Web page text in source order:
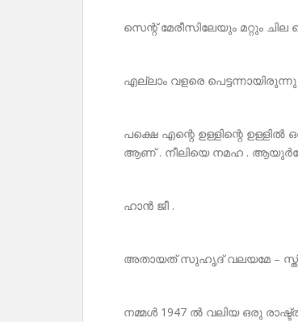
സെന്റ് മേരീസിലേയും മറ്റും
എല്ലാം വളരെ പെട്ടന്നായിരുന്നു
പക്ഷെ എന്റെ ഉള്ളിന്റെ
ആണ് . നീലിയെ നമഹ .
ഹാൻ ജീ .
അതായത് സുഹൃദ് വലയമേ –
നമ്മൾ 1947 ൽ വലിയ ഒരു